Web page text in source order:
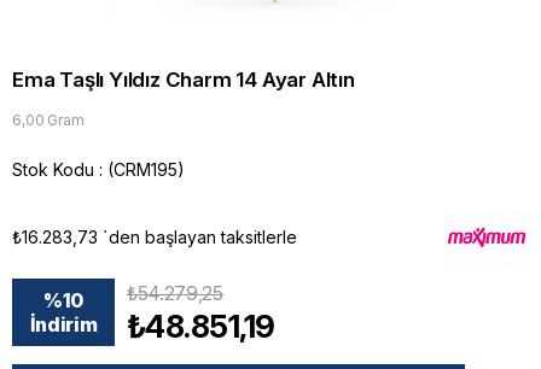
Ema Taşlı Yıldız Charm 14 Ayar Altın
6,00 Gram
Stok Kodu (CRM195)
₺16.283,73 `den başlayan taksitlerle
%10
İndirim
₺54.279,25
₺48.851,19